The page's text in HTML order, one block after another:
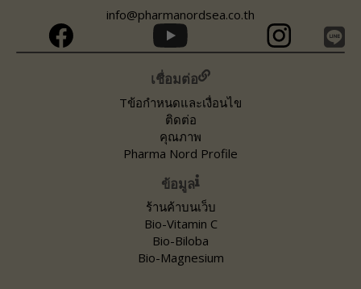
info@pharmanordsea.co.th
เชื่อมต่อ
Tข้อกำหนดและเงื่อนไข
ติดต่อ
คุณภาพ
Pharma Nord Profile
ข้อมูล
ร้านค้าบนเว็บ
Bio-Vitamin C
Bio-Biloba
Bio-Magnesium